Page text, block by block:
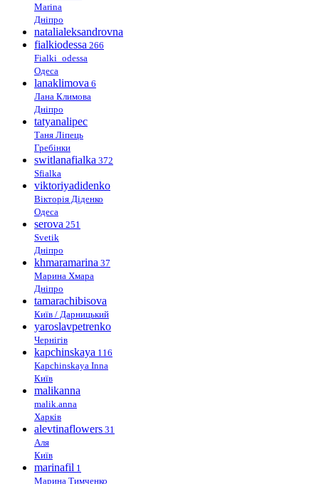
Marina
Дніпро
natalialeksandrovna
fialkiodessa 266
Fialki_odessa
Одеса
lanaklimova 6
Лана Климова
Дніпро
tatyanalipec
Таня Ліпець
Гребінки
switlanafialka 372
Sfialka
viktoriyadidenko
Вікторія Діденко
Одеса
serova 251
Svetik
Дніпро
khmaramarina 37
Марина Хмара
Дніпро
tamarachibisova
Київ / Дарницький
yaroslavpetrenko
Чернігів
kapchinskaya 116
Kapchinskaya Inna
Київ
malikanna
malik.anna
Харків
alevtinaflowers 31
Аля
Київ
marinafil 1
Марина Тимченко